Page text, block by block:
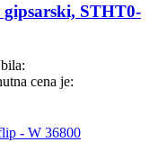
STHT0-
cena je: